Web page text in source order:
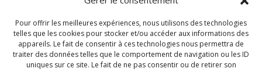
Pour offrir les meilleures expériences, nous utilisons des technologies
telles que les cookies pour stocker et/ou accéder aux informations des
appareils. Le fait de consentir à ces technologies nous permettra de
traiter des données telles que le comportement de navigation ou les ID
uniques sur ce site. Le fait de ne pas consentir ou de retirer son